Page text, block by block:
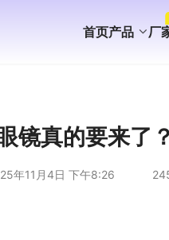
首页产品 厂
镜真的要来了？
年11月4日 下午8:26